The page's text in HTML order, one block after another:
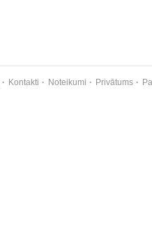
Kontakti Noteikumi Privātums